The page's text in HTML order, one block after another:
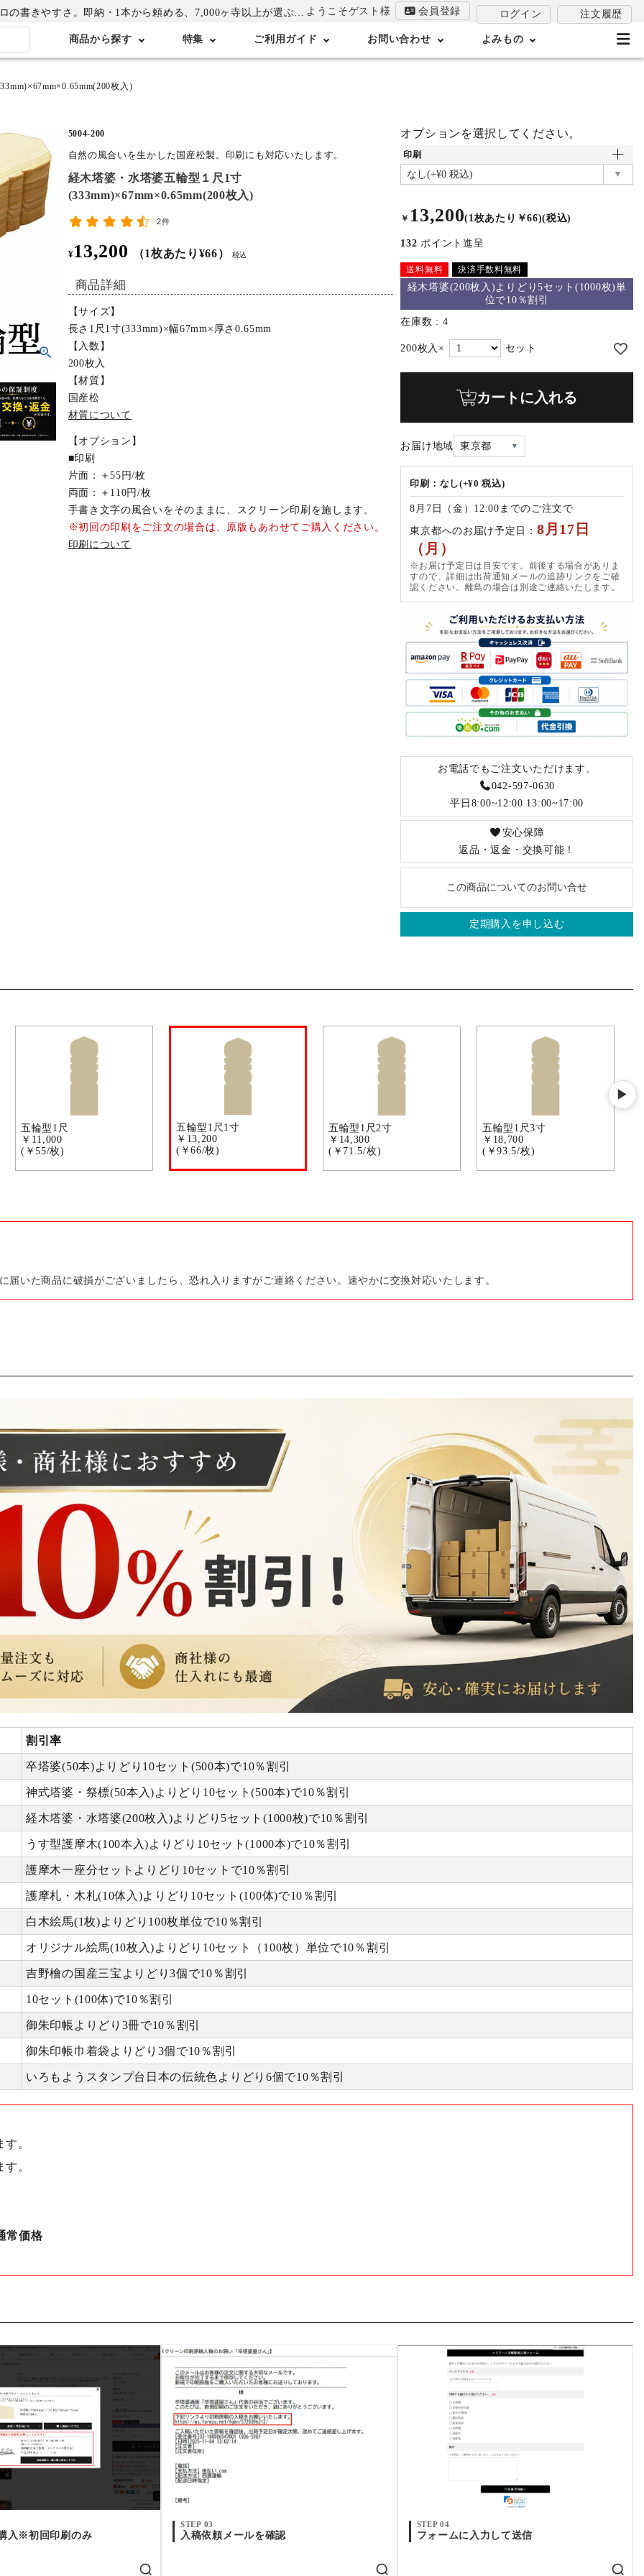
きやすさ。即納・1本から頼める、7,000ヶ寺以上が選ぶ卒塔婆専門店 ようこそゲスト様 会員登録 ログイン 注文履歴
商品から探す 特集 ご利用ガイド お問い合わせ よみもの
枚入)
5004-200
自然の風合いを生かした国産松製。印刷にも対応いたします。
経木塔婆・水塔婆五輪型１尺1寸
(333mm)×67mm×0.65mm(200枚入)
2件
¥13,200 （1枚あたり¥66） 税込
商品詳細
【サイズ】
長さ1尺1寸(333mm)×幅67mm×厚さ0.65mm
【入数】
200枚入
【材質】
国産松
材質について
【オプション】
■印刷
片面：＋55円/枚
両面：＋110円/枚
手書き文字の風合いをそのままに、スクリーン印刷を施します。
※初回の印刷をご注文の場合は、原版もあわせてご購入ください。
印刷について
オプションを選択してください。
印刷
￥ 13,200(1枚あたり￥66)(税込)
132 ポイント進呈
送料無料 決済手数料無料
経木塔婆(200枚入)よりどり5セット(1000枚)単
位で10％割引
在庫数
4
カートに入れる
お届け地域 東京都
印刷：なし(+¥0 税込)
8月7日（金）12:00までのご注文で
東京都へのお届け予定日： 8月17日
（月）
※お届け予定日は目安です。前後する場合がありま
すので、詳細は出荷通知メールの追跡リンクをご確
認ください。離島の場合は別途ご連絡いたします。
お電話でもご注文いただけます。
042-597-0630
平日8:00~12:00 13:00~17:00
安心保障
返品・返金・交換可能！
この商品についてのお問い合せ
定期購入を申し込む
▶
五輪型1尺
￥11,000
(￥55/枚)
五輪型1尺1寸
￥13,200
(￥66/枚)
五輪型1尺2寸
￥14,300
(￥71.5/枚)
五輪型1尺3寸
￥18,700
(￥93.5/枚)
いた商品に破損がございましたら、恐れ入りますがご連絡ください。速やかに交換対応いたします。
割引率
卒塔婆(50本)よりどり10セット(500本)で10％割引
神式塔婆・祭標(50本入)よりどり10セット(500本)で10％割引
経木塔婆・水塔婆(200枚入)よりどり5セット(1000枚)で10％割引
うす型護摩木(100本入)よりどり10セット(1000本)で10％割引
護摩木一座分セットよりどり10セットで10％割引
護摩札・木札(10体入)よりどり10セット(100体)で10％割引
白木絵馬(1枚)よりどり100枚単位で10％割引
オリジナル絵馬(10枚入)よりどり10セット（100枚）単位で10％割引
吉野檜の国産三宝よりどり3個で10％割引
10セット(100体)で10％割引
御朱印帳よりどり3冊で10％割引
御朱印帳巾着袋よりどり3個で10％割引
いろもようスタンプ台日本の伝統色よりどり6個で10％割引
。
。
常価格
入※初回印刷のみ
STEP 03
入稿依頼メールを確認
STEP 04
フォームに入力して送信